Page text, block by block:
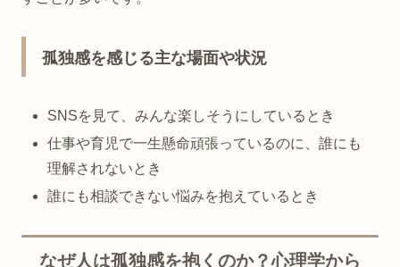
孤独感を感じる主な場面や状況
SNSを見て、みんな楽しそうにしているとき
仕事や育児で一生懸命頑張っているのに、誰にも
理解されないとき
誰にも相談できない悩みを抱えているとき
なぜ人は孤独感を抱くのか？心理学から